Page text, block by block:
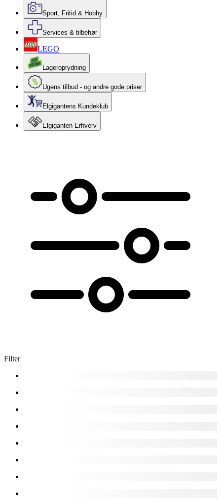
Sport, Fritid & Hobby
Services & tilbehør
LEGO
Lageroprydning
Ugens tilbud - og andre gode priser
Elgigantens Kundeklub
Elgiganten Erhverv
Filter